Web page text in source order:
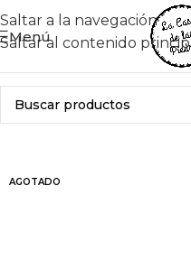
Saltar a la navegación
Saltar al contenido
Menú
AGOTADO